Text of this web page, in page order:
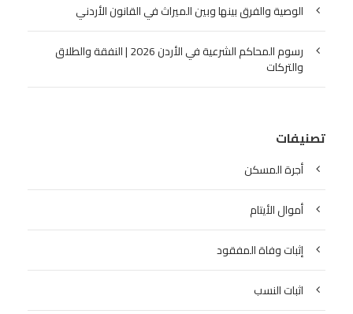
الوصية والفرق بينها وبين الميراث في القانون الأردني
رسوم المحاكم الشرعية في الأردن 2026 | النفقة والطلاق
والتركات
تصنيفات
أجرة المسكن
أموال الأيتام
إثبات وفاة المفقود
اثبات النسب